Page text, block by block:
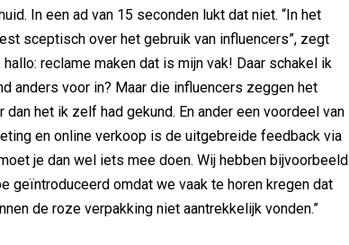
In een ad van 15 seconden lukt dat niet. “In het
sceptisch over het gebruik van influencers”, zegt
hallo: reclame maken dat is mijn vak! Daar schakel ik
anders voor in? Maar die influencers zeggen het
dan het ik zelf had gekund. En ander een voordeel van
en online verkoop is de uitgebreide feedback via
je dan wel iets mee doen. Wij hebben bijvoorbeeld
geïntroduceerd omdat we vaak te horen kregen dat
de roze verpakking niet aantrekkelijk vonden.”